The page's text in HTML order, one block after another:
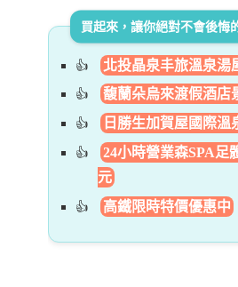
買起來，讓你絕對不會後悔
北投晶泉丰旅溫泉湯
馥蘭朵烏來渡假酒店
日勝生加賀屋國際溫
24小時營業森SPA足
元
高鐵限時特價優惠中